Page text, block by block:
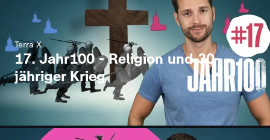
Terra X
17. Jahr100 - Religion und 30-
jähriger Krieg